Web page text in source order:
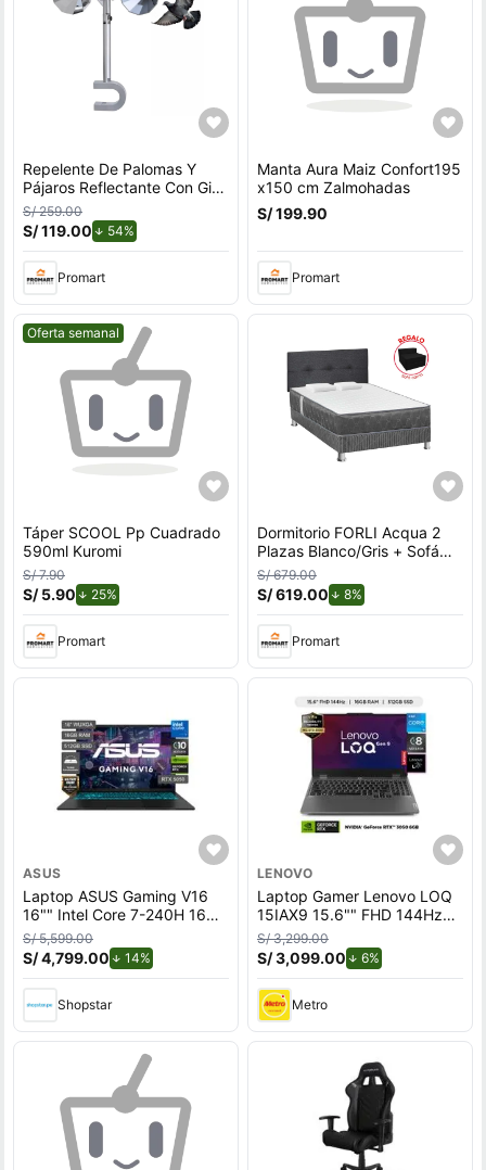
Repelente De Palomas Y
Pájaros Reflectante Con Giro
Por Viento Para Exteriores
Con Soporte en U
S/ 259.00
S/ 119.00 54%
Promart
Manta Aura Maiz Confort195
x150 cm Zalmohadas
S/ 199.90
Promart
Mejor precio.
Oferta semanal
Táper SCOOL Pp Cuadrado
590ml Kuromi
S/ 7.90
S/ 5.90 25%
Promart
Dormitorio FORLI Acqua 2
Plazas Blanco/Gris + Sofá
Cama
S/ 679.00
S/ 619.00 8%de descuento.
Promart
ASUS
Laptop ASUS Gaming V16
16"" Intel Core 7-240H 16GB
512GB SSD RTX5050
S/ 5,599.00
S/ 4,799.00 14%
Shopstar
LENOVO
Laptop Gamer Lenovo LOQ
15IAX9 15.6"" FHD 144Hz
Intel Core i5-12450HX
512GB SSD 16GB RTX 3050
6GB
S/ 3,299.00
S/ 3,099.00 6%de descuento.
Metro